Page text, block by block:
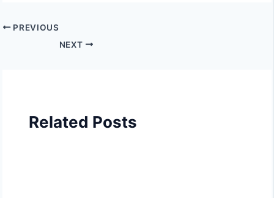
PREVIOUS
NEXT
Related Posts